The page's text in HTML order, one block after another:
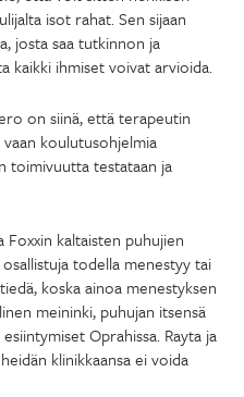
isot rahat. Sen sijaan
josta saa tutkinnon ja
kaikki ihmiset voivat arvioida.
on siinä, että terapeutin
koulutusohjelmia
toimivuutta testataan ja
Foxxin kaltaisten puhujien
todella menestyy tai
koska ainoa menestyksen
meininki, puhujan itsensä
Oprahissa. Rayta ja
klinikkaansa ei voida